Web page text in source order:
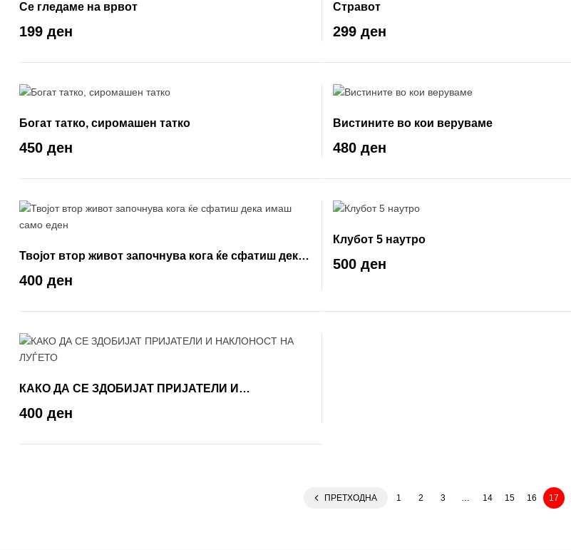
Се гледаме на врвот
199 ден
Стравот
299 ден
Богат татко, сиромашен татко
450 ден
Вистините во кои веруваме
480 ден
Твојот втор живот започнува кога ќе сфатиш дека
имаш само еден
400 ден
Клубот 5 наутро
500 ден
КАКО ДА СЕ ЗДОБИЈАТ ПРИЈАТЕЛИ И
НАКЛОНОСТ НА ЛУЃЕТО
400 ден
ПРЕТХОДНА 1 2 3 … 14 15 16 17